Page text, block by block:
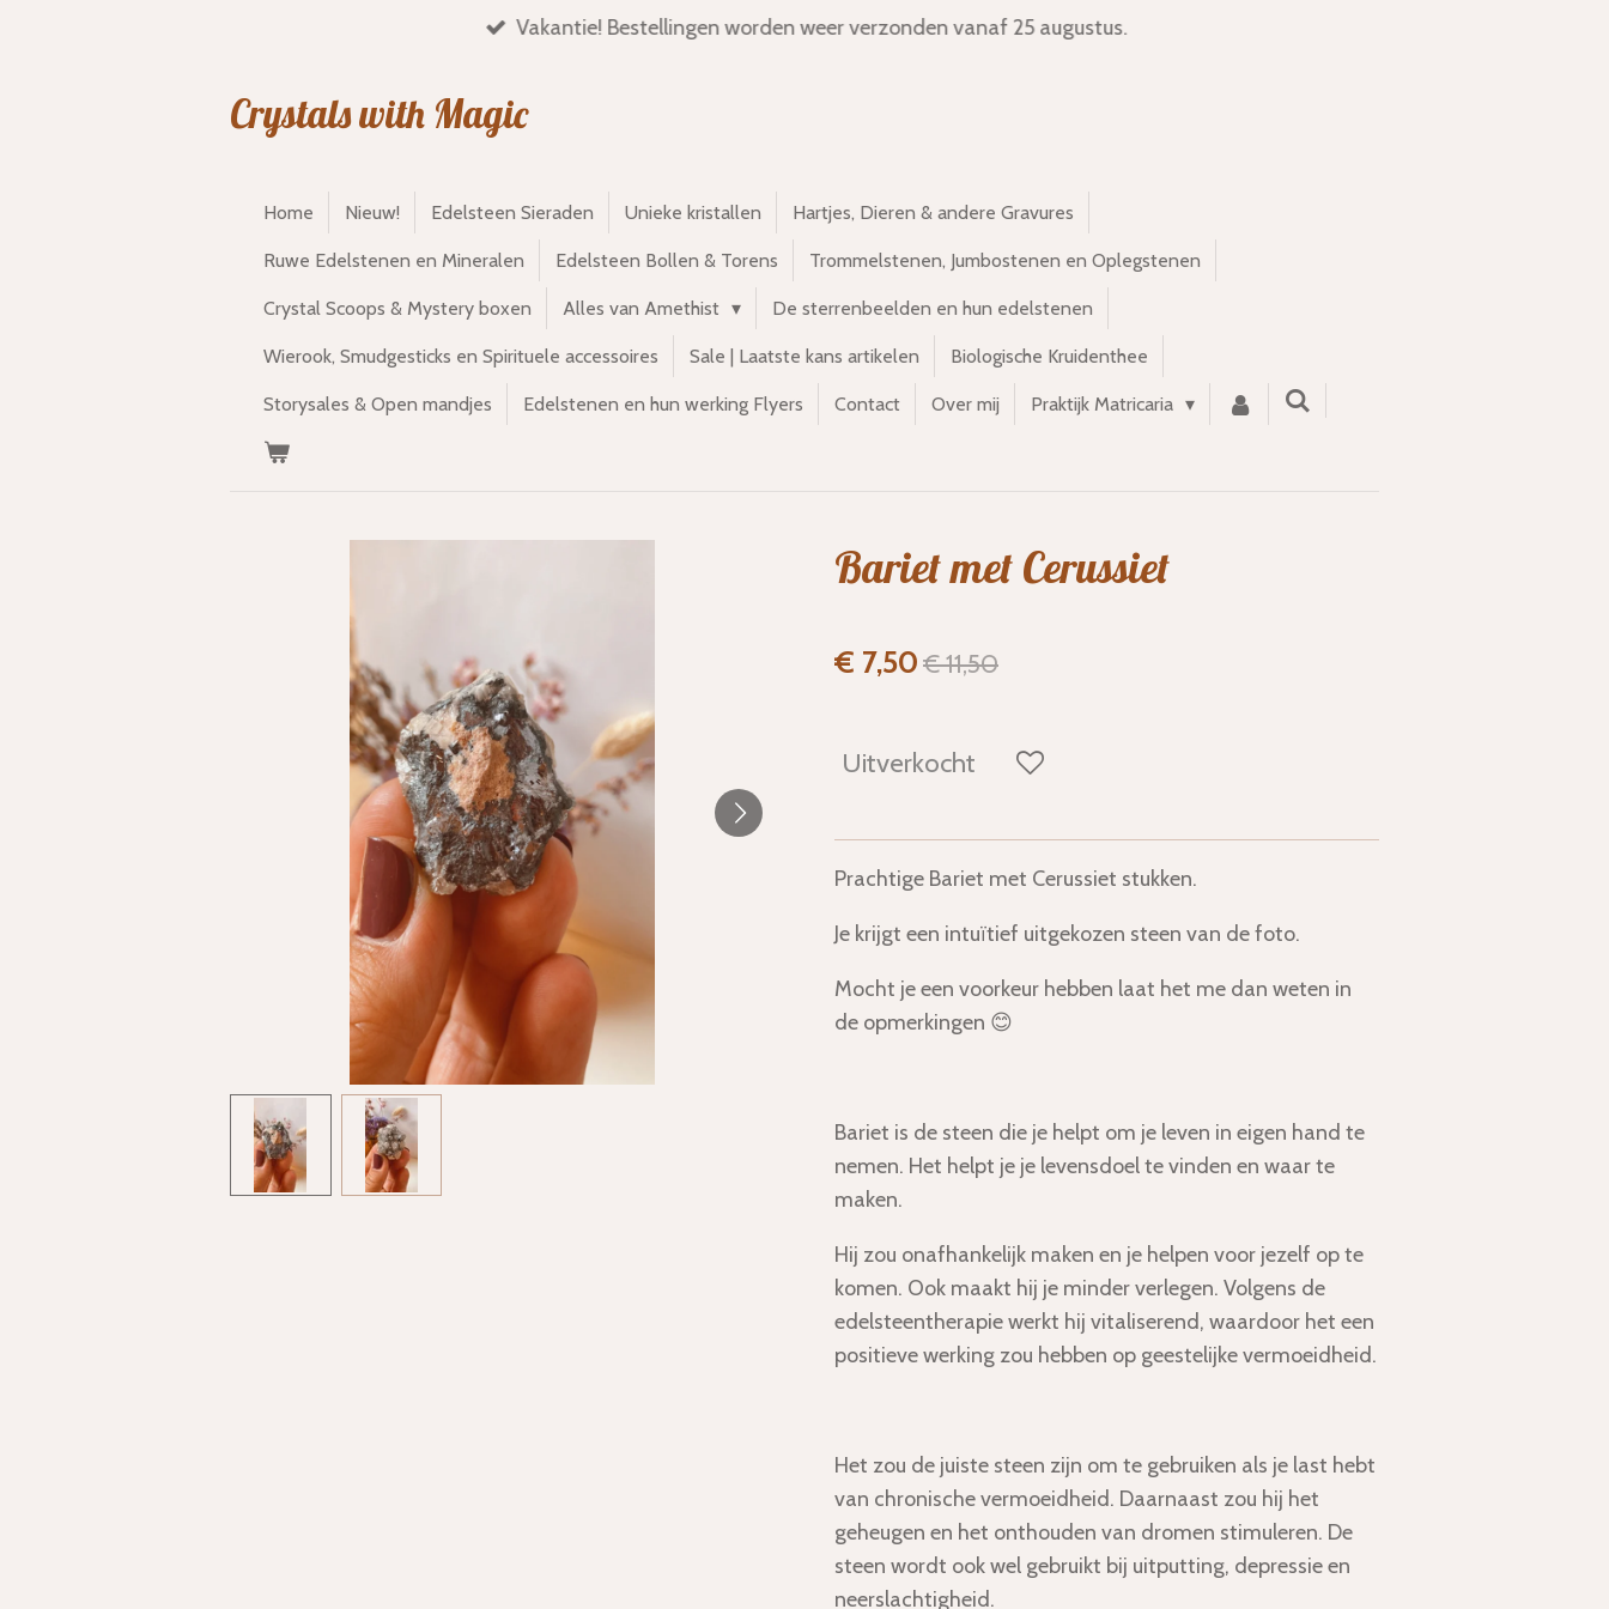
Vakantie! Bestellingen worden weer verzonden vanaf 25 augustus.
Crystals with Magic
Home Nieuw! Edelsteen Sieraden Unieke kristallen Hartjes, Dieren & andere Gravures
Ruwe Edelstenen en Mineralen Edelsteen Bollen & Torens Trommelstenen, Jumbostenen en Oplegstenen
Crystal Scoops & Mystery boxen Alles van Amethist De sterrenbeelden en hun edelstenen
Wierook, Smudgesticks en Spirituele accessoires Sale | Laatste kans artikelen Biologische Kruidenthee
Storysales & Open mandjes Edelstenen en hun werking Flyers Contact Over mij Praktijk Matricaria
Bariet met Cerussiet
€ 7,50€ 11,50
Uitverkocht
Prachtige Bariet met Cerussiet stukken.
Je krijgt een intuïtief uitgekozen steen van de foto.
Mocht je een voorkeur hebben laat het me dan weten in
de opmerkingen 😊
Bariet is de steen die je helpt om je leven in eigen hand te
nemen. Het helpt je je levensdoel te vinden en waar te
maken.
Hij zou onafhankelijk maken en je helpen voor jezelf op te
komen. Ook maakt hij je minder verlegen. Volgens de
edelsteentherapie werkt hij vitaliserend, waardoor het een
positieve werking zou hebben op geestelijke vermoeidheid.
Het zou de juiste steen zijn om te gebruiken als je last hebt
van chronische vermoeidheid. Daarnaast zou hij het
geheugen en het onthouden van dromen stimuleren. De
steen wordt ook wel gebruikt bij uitputting, depressie en
neerslachtigheid.